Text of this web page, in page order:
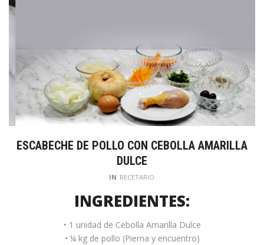
ESCABECHE DE POLLO CON CEBOLLA AMARILLA
DULCE
IN RECETARIO
INGREDIENTES:
• 1 unidad de Cebolla Amarilla Dulce
• ¼ kg de pollo (Pierna y encuentro)